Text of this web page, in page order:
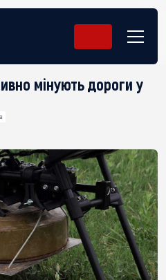
мінують дороги у